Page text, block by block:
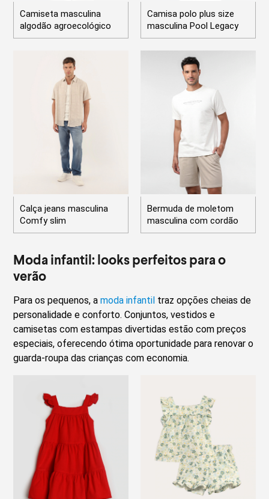
Camiseta masculina
algodão agroecológico
Camisa polo plus size
masculina Pool Legacy
Calça jeans masculina
Comfy slim
Bermuda de moletom
masculina com cordão
Moda infantil: looks perfeitos para o
verão
Para os pequenos, amoda infantil traz opções cheias de
personalidade e conforto. Conjuntos, vestidos e
camisetas com estampas divertidas estão com preços
especiais, oferecendo ótima oportunidade para renovar o
guarda-roupa das crianças com economia.